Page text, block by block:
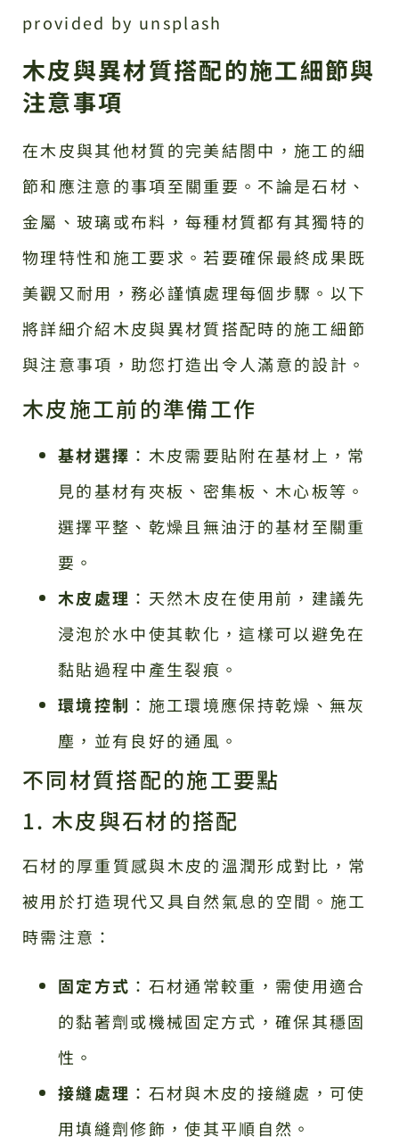
provided by unsplash
木皮與異材質搭配的施工細節與
注意事項
在木皮與其他材質的完美結閤中，施工的細
節和應注意的事項至關重要。不論是石材、
金屬、玻璃或布料，每種材質都有其獨特的
物理特性和施工要求。若要確保最終成果既
美觀又耐用，務必謹慎處理每個步驟。以下
將詳細介紹木皮與異材質搭配時的施工細節
與注意事項，助您打造出令人滿意的設計。
木皮施工前的準備工作
基材選擇 ：木皮需要貼附在基材上，常
見的基材有夾板、密集板、木心板等。
選擇平整、乾燥且無油汙的基材至關重
要。
木皮處理 ：天然木皮在使用前，建議先
浸泡於水中使其軟化，這樣可以避免在
黏貼過程中產生裂痕。
環境控制 ：施工環境應保持乾燥、無灰
塵，並有良好的通風。
不同材質搭配的施工要點
1. 木皮與石材的搭配
石材的厚重質感與木皮的溫潤形成對比，常
被用於打造現代又具自然氣息的空間。施工
時需注意：
固定方式 ：石材通常較重，需使用適合
的黏著劑或機械固定方式，確保其穩固
性。
接縫處理 ：石材與木皮的接縫處，可使
用填縫劑修飾，使其平順自然。